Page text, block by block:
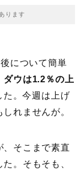
ります
について簡単
ダウは1.2％の上
た。今週は上げ
れませんが。
、そこまで素直
。そもそも、